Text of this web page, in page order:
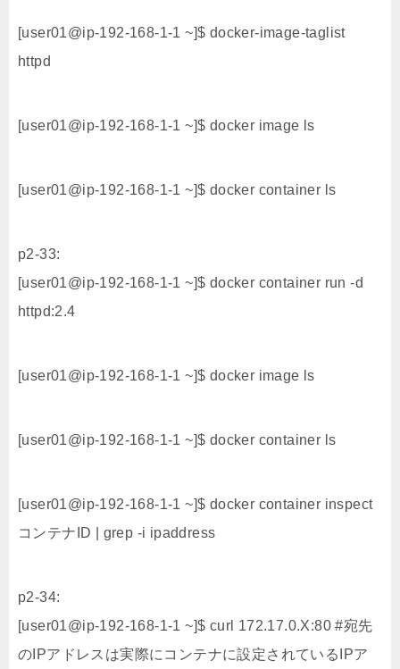
[user01@ip-192-168-1-1 ~]$ docker-image-taglist
httpd
[user01@ip-192-168-1-1 ~]$ docker image ls
[user01@ip-192-168-1-1 ~]$ docker container ls
p2-33:
[user01@ip-192-168-1-1 ~]$ docker container run -d
httpd:2.4
[user01@ip-192-168-1-1 ~]$ docker image ls
[user01@ip-192-168-1-1 ~]$ docker container ls
[user01@ip-192-168-1-1 ~]$ docker container inspect
コンテナID | grep -i ipaddress
p2-34:
[user01@ip-192-168-1-1 ~]$ curl 172.17.0.X:80 #宛先
のIPアドレスは実際にコンテナに設定されているIPア